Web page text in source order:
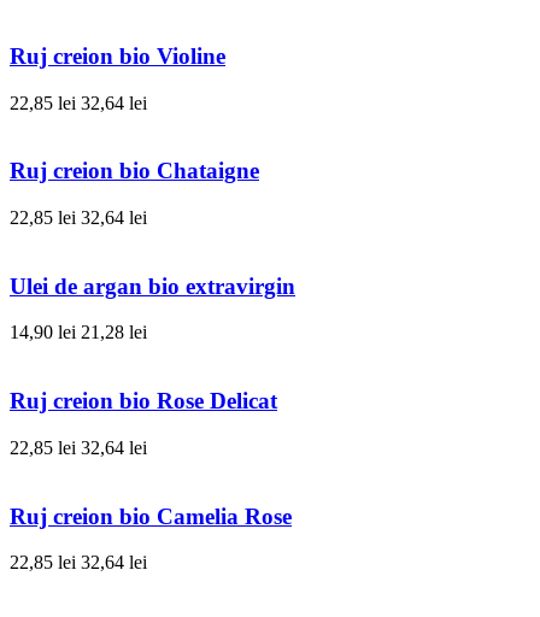
Ruj creion bio Violine
22,85 lei 32,64 lei
Ruj creion bio Chataigne
22,85 lei 32,64 lei
Ulei de argan bio extravirgin
14,90 lei 21,28 lei
Ruj creion bio Rose Delicat
22,85 lei 32,64 lei
Ruj creion bio Camelia Rose
22,85 lei 32,64 lei